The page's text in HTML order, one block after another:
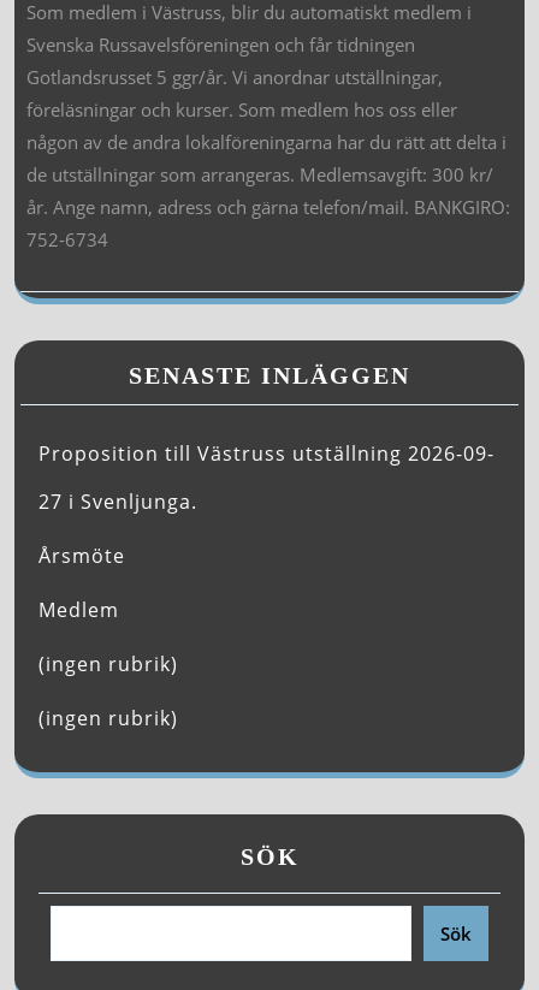
Som medlem i Västruss, blir du automatiskt medlem i
Svenska Russavelsföreningen och får tidningen
Gotlandsrusset 5 ggr/år. Vi anordnar utställningar,
föreläsningar och kurser. Som medlem hos oss eller
någon av de andra lokalföreningarna har du rätt att delta i
de utställningar som arrangeras. Medlemsavgift: 300 kr/
år. Ange namn, adress och gärna telefon/mail. BANKGIRO:
752-6734
SENASTE INLÄGGEN
Proposition till Västruss utställning 2026-09-
27 i Svenljunga.
Årsmöte
Medlem
(ingen rubrik)
(ingen rubrik)
SÖK
Sök